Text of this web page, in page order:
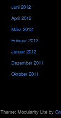
Juni 2012
April 2012
März 2012
Februar 2012
Januar 2012
Dezember 2011
Oktober 2011
Theme: Modularity Lite by